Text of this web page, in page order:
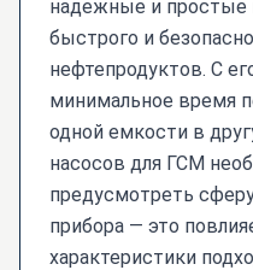
надежные и простые
быстрого и
нефтепродуктов. С
минимальное время
одной емкости в
насосов для ГСМ
предусмотреть
прибора — это
характеристики